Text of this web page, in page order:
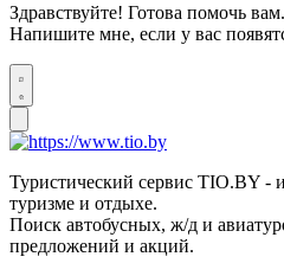
Здравствуйте! Готова помочь вам.
Напишите мне, если у вас
Туристический сервис TIO.BY -
туризме и отдыхе.
Поиск автобусных, ж/д и
предложений и акций.